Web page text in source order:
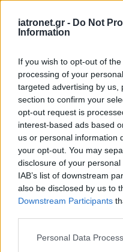
iatronet.gr - Do Not
Information
If you wish to opt-out of
processing of your
targeted advertising by us,
section to confirm your
opt-out request is
interest-based ads based
us or personal information
your opt-out. You may
disclosure of your
IAB’s list of downstream
also be disclosed by us to
Downstream Participants
Please note that this
Personal Data
Διαβήτης τύπου 1,
Προσθέστε το
ΔΙΑΒΑΣΤΕ ΑΚΟΜΑ